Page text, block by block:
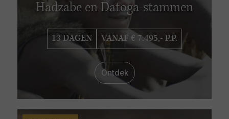
Hadzabe en Datoga-stammen
13 DAGEN VANAF € 7.495,- P.P.
Ontdek